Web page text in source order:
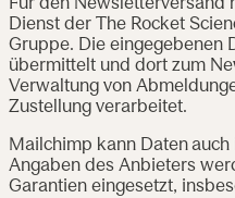
Für den Newsletterversand
Dienst der The Rocket
Gruppe. Die eingegebenen
übermittelt und dort zum
Verwaltung von
Zustellung verarbeitet.
Mailchimp kann Daten
Angaben des Anbieters
Garantien eingesetzt,